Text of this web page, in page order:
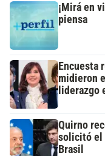
¡Mirá en
piensa
Encuesta
midieron
liderazgo
Quirno
solicitó el
Brasil